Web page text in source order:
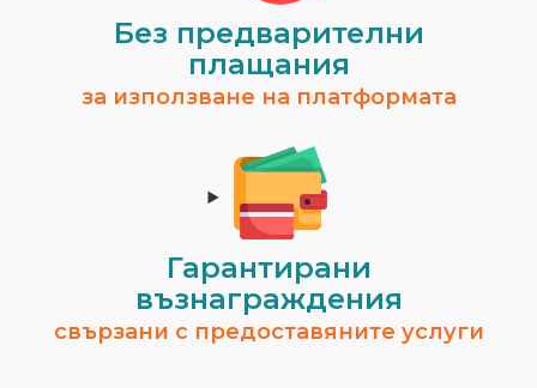
Без предварителни
плащания
за използване на платформата
Гарантирани
възнаграждения
свързани с предоставяните услуги